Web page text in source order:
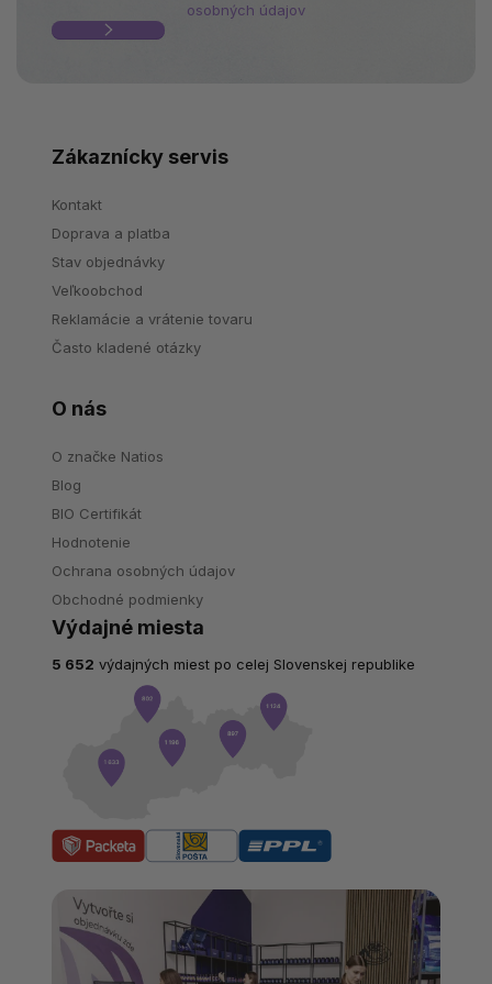
osobných údajov
Zákaznícky servis
Kontakt
Doprava a platba
Stav objednávky
Veľkoobchod
Reklamácie a vrátenie tovaru
Často kladené otázky
O nás
O značke Natios
Blog
BIO Certifikát
Hodnotenie
Ochrana osobných údajov
Obchodné podmienky
Výdajné miesta
5 652 výdajných miest po celej Slovenskej republike